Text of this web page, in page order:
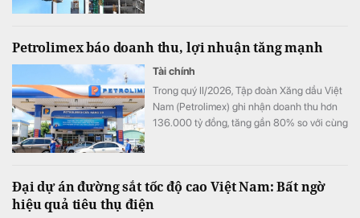
Petrolimex báo doanh thu, lợi nhuận tăng mạnh
Tài chính
Trong quý II/2026, Tập đoàn Xăng dầu Việt
Nam (Petrolimex) ghi nhận doanh thu hơn
136.000 tỷ đồng, tăng gần 80% so với cùng
Đại dự án đường sắt tốc độ cao Việt Nam: Bất ngờ
hiệu quả tiêu thụ điện